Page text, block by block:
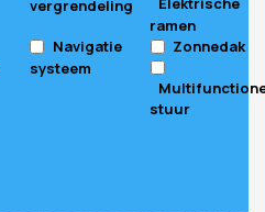
vergrendeling
ramen
Navigatie
systeem
Zonnedak
stuur